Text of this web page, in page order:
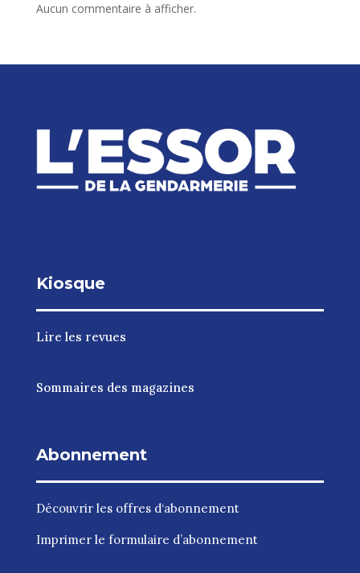
Aucun commentaire à afficher.
Kiosque
Lire les revues
Sommaires des magazines
Abonnement
Découvrir les offres d‘abonnement
Imprimer le formulaire d’abonnement